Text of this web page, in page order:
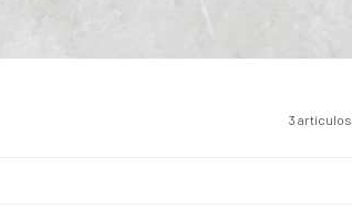
3 artículos